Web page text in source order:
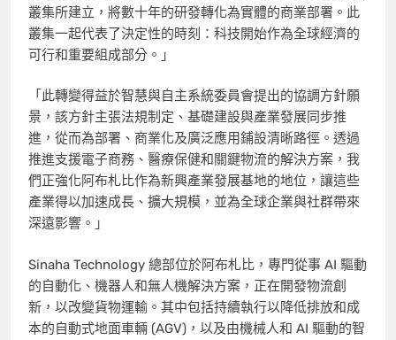
叢集所建立，將數十年的研發轉化為實體的商業部署。此
叢集一起代表了決定性的時刻：科技開始作為全球經濟的
可行和重要組成部分。」
「此轉變得益於智慧與自主系統委員會提出的協調方針願
景，該方針主張法規制定、基礎建設與產業發展同步推
進，從而為部署、商業化及廣泛應用鋪設清晰路徑。透過
推進支援電子商務、醫療保健和關鍵物流的解決方案，我
們正強化阿布札比作為新興產業發展基地的地位，讓這些
產業得以加速成長、擴大規模，並為全球企業與社群帶來
深遠影響。」
Sinaha Technology 總部位於阿布札比，專門從事 AI 驅動
的自動化、機器人和無人機解決方案，正在開發物流創
新，以改變貨物運輸。其中包括持續執行以降低排放和成
本的自動式地面車輛 (AGV)，以及由機械人和 AI 驅動的智